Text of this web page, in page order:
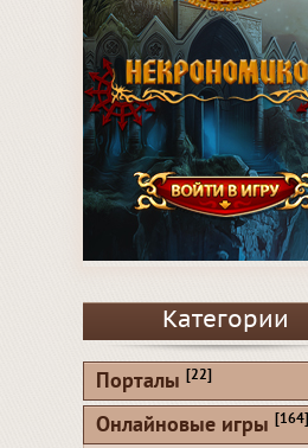
Категории
Порталы [22]
Онлайновые игры [164]